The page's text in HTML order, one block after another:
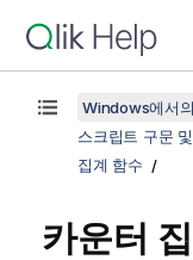
Windows에서
스크립트 구문
집계 함수
카운터